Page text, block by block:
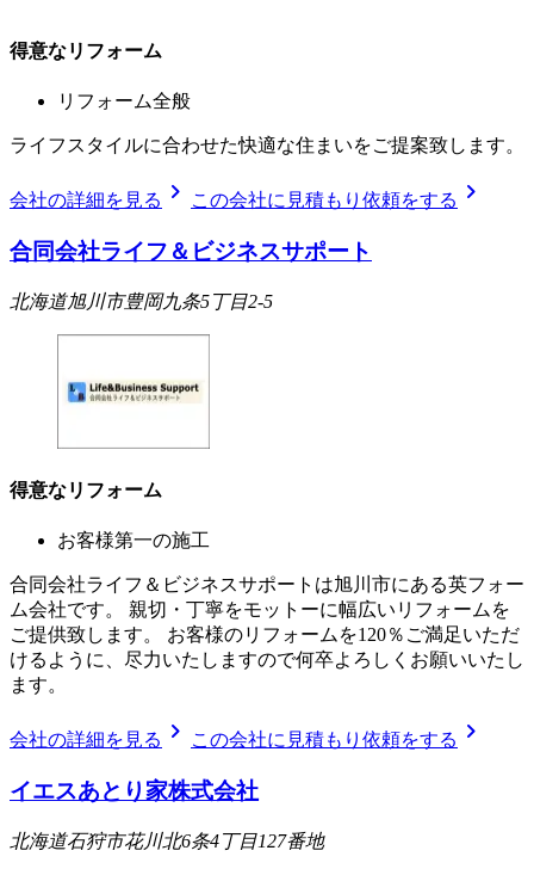
得意なリフォーム
リフォーム全般
ライフスタイルに合わせた快適な住まいをご提案致します。
会社の詳細を見る chevron_right この会社に見積もり依頼をする chevron_right
合同会社ライフ＆ビジネスサポート
北海道旭川市豊岡九条5丁目2-5
得意なリフォーム
お客様第一の施工
合同会社ライフ＆ビジネスサポートは旭川市にある英フォー
ム会社です。 親切・丁寧をモットーに幅広いリフォームを
ご提供致します。 お客様のリフォームを120％ご満足いただ
けるように、尽力いたしますので何卒よろしくお願いいたし
ます。
会社の詳細を見る chevron_right この会社に見積もり依頼をする chevron_right
イエスあとり家株式会社
北海道石狩市花川北6条4丁目127番地